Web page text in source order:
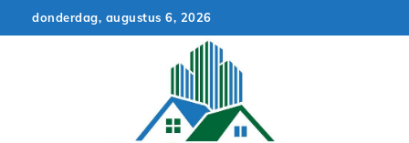
to
donderdag, augustus 6, 2026